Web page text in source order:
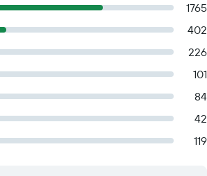
1765
402
226
101
84
42
119